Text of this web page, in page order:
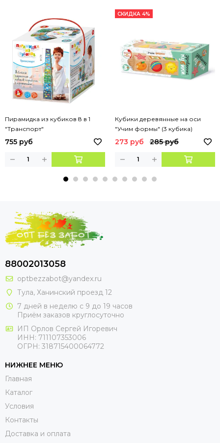
Пирамидка из кубиков 8 в 1
"Транспорт"
755 руб
СКИДКА 4%
Кубики деревянные на оси
"Учим формы" (3 кубика)
273 руб 285 руб
88002013058
optbezzabot@yandex.ru
Тула, Ханинский проезд 12
7 дней в неделю с 9 до 19 часов
Приём заказов круглосуточно
ИП Орлов Сергей Игоревич
ИНН: 711107353006
ОГРН: 318715400064772
НИЖНЕЕ МЕНЮ
Главная
Каталог
Условия
Контакты
Доставка и оплата